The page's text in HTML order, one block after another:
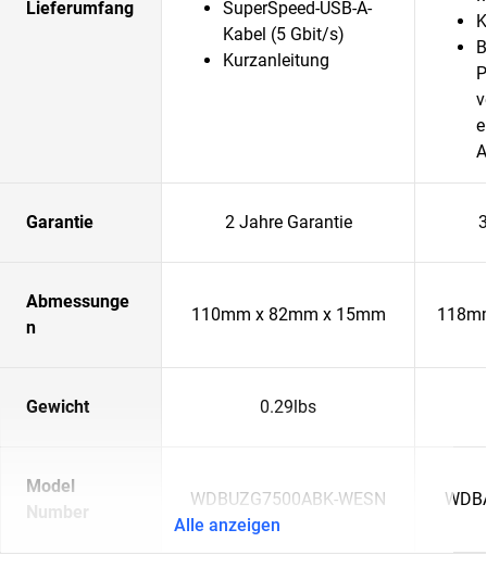
Lieferumfang
SuperSpeed-USB-A-
Kabel (5 Gbit/s)
Kurzanleitung
Garantie 2 Jahre Garantie
Abmessunge
n
110mm x 82mm x 15mm
Gewicht 0.29lbs
Model
Number
WDBUZG7500ABK-WESN
Alle anzeigen